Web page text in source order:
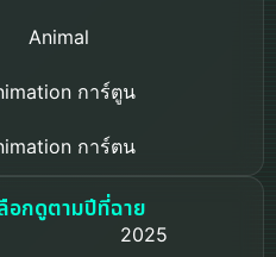
Animal
การ์ตูน
การ์ตูน
a True Story เรื่องจริง
อกดูตามปีที่ฉาย
2025